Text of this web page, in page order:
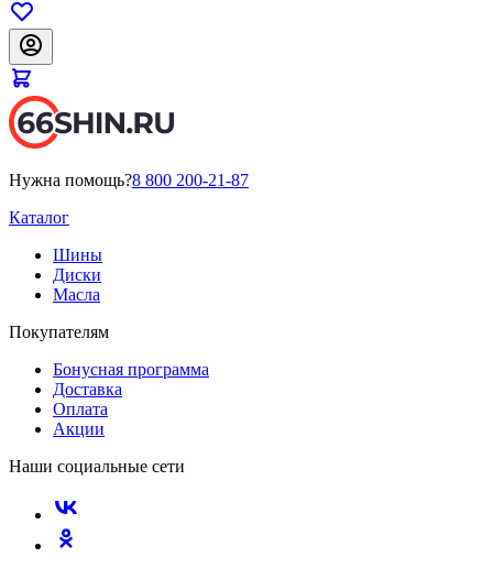
Нужна помощь?8 800 200-21-87
Каталог
Шины
Диски
Масла
Покупателям
Бонусная программа
Доставка
Оплата
Акции
Наши социальные сети